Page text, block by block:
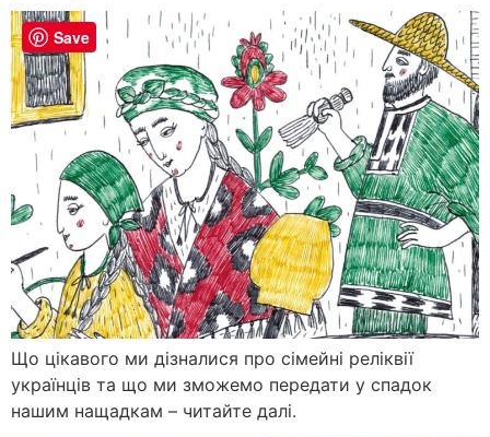
Що цікавого ми дізналися про сімейні реліквії
українців та що ми зможемо передати у спадок
нашим нащадкам – читайте далі.
Save